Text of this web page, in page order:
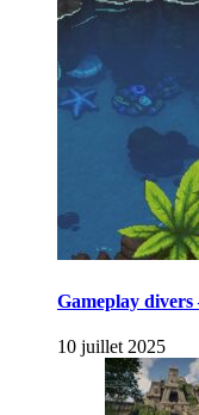
Gameplay
10 juillet 2025